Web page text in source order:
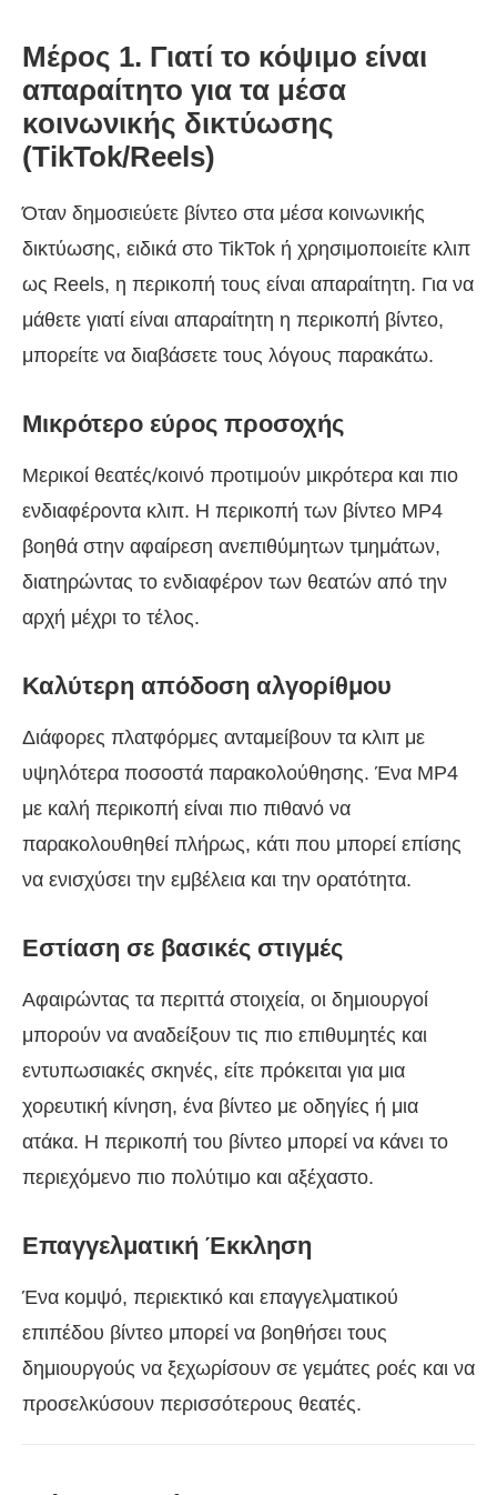
Μέρος 1. Γιατί το κόψιμο είναι
απαραίτητο για τα μέσα
κοινωνικής δικτύωσης
(TikTok/Reels)
Όταν δημοσιεύετε βίντεο στα μέσα κοινωνικής
δικτύωσης, ειδικά στο TikTok ή χρησιμοποιείτε κλιπ
ως Reels, η περικοπή τους είναι απαραίτητη. Για να
μάθετε γιατί είναι απαραίτητη η περικοπή βίντεο,
μπορείτε να διαβάσετε τους λόγους παρακάτω.
Μικρότερο εύρος προσοχής
Μερικοί θεατές/κοινό προτιμούν μικρότερα και πιο
ενδιαφέροντα κλιπ. Η περικοπή των βίντεο MP4
βοηθά στην αφαίρεση ανεπιθύμητων τμημάτων,
διατηρώντας το ενδιαφέρον των θεατών από την
αρχή μέχρι το τέλος.
Καλύτερη απόδοση αλγορίθμου
Διάφορες πλατφόρμες ανταμείβουν τα κλιπ με
υψηλότερα ποσοστά παρακολούθησης. Ένα MP4
με καλή περικοπή είναι πιο πιθανό να
παρακολουθηθεί πλήρως, κάτι που μπορεί επίσης
να ενισχύσει την εμβέλεια και την ορατότητα.
Εστίαση σε βασικές στιγμές
Αφαιρώντας τα περιττά στοιχεία, οι δημιουργοί
μπορούν να αναδείξουν τις πιο επιθυμητές και
εντυπωσιακές σκηνές, είτε πρόκειται για μια
χορευτική κίνηση, ένα βίντεο με οδηγίες ή μια
ατάκα. Η περικοπή του βίντεο μπορεί να κάνει το
περιεχόμενο πιο πολύτιμο και αξέχαστο.
Επαγγελματική Έκκληση
Ένα κομψό, περιεκτικό και επαγγελματικού
επιπέδου βίντεο μπορεί να βοηθήσει τους
δημιουργούς να ξεχωρίσουν σε γεμάτες ροές και να
προσελκύσουν περισσότερους θεατές.